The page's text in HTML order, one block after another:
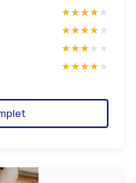
★★★★★
★★★★★
★★★★★
★★★★★
★★★★★
★★★★★
★★★★★
★★★★★